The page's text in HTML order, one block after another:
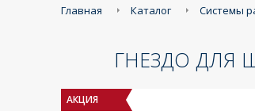
Главная Каталог Системы
ГНЕЗДО ДЛЯ
АКЦИЯ